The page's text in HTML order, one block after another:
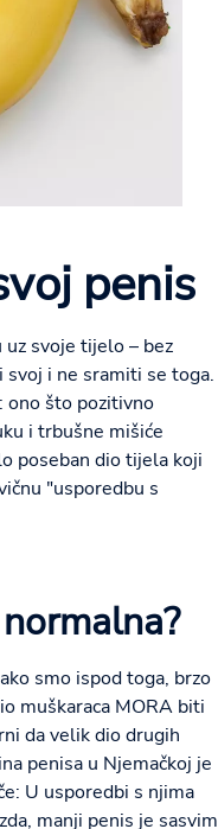
penis
svoje tijelo – bez
i ne sramiti se toga.
ono što pozitivno
i trbušne mišiće
poseban dio tijela koji
"usporedbu s
smo ispod toga, brzo
muškaraca MORA biti
da velik dio drugih
penisa u Njemačkoj je
U usporedbi s njima
manji penis je sasvim